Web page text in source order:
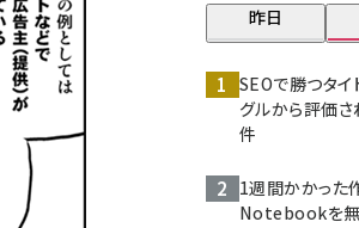
昨日
SEOで勝つタ
グルから評価
件
1週間かかった
Notebookを無